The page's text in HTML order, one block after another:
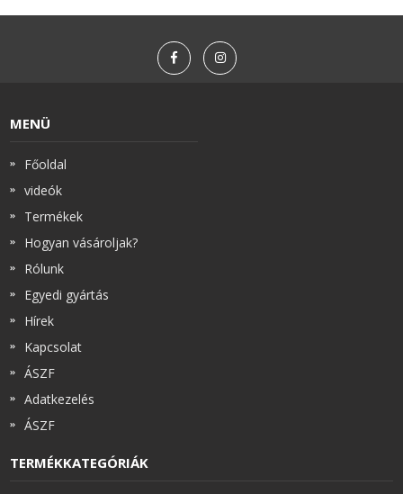
MENÜ
Főoldal
videók
Termékek
Hogyan vásároljak?
Rólunk
Egyedi gyártás
Hírek
Kapcsolat
ÁSZF
Adatkezelés
ÁSZF
TERMÉKKATEGÓRIÁK